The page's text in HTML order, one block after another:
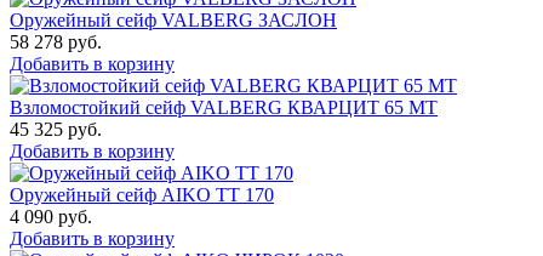
Оружейный сейф VALBERG ЗАСЛОН
58 278 руб.
Добавить в корзину
Взломостойкий сейф VALBERG КВАРЦИТ 65 МТ
45 325 руб.
Добавить в корзину
Оружейный сейф AIKO TT 170
4 090 руб.
Добавить в корзину